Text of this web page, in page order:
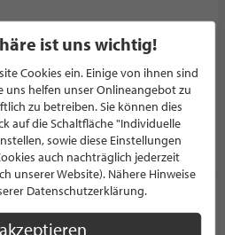
ist uns wichtig!
Cookies ein. Einige von ihnen sind
uns helfen unser Onlineangebot zu
zu betreiben. Sie können dies
auf die Schaltfläche "Individuelle
sowie diese Einstellungen
auch nachträglich jederzeit
unserer Website). Nähere Hinweise
Datenschutzerklärung.